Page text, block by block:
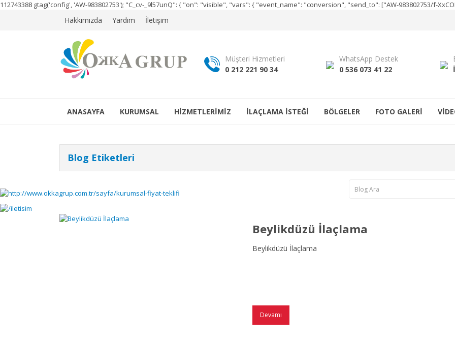
112743388 gtag('config', 'AW-983802753'); "C_cv-_9l57unQ": { "on": "visible", "vars": { "event_name": "conversion", "send_to": ["AW-983802753/f-
Hakkımızda Yardım İletişim
Müşteri Hizmetleri
0 212 221 90 34
WhatsApp Destek
0 536 073 41 22
ANASAYFA KURUMSAL HİZMETLERİMİZ İLAÇLAMA İSTEĞİ BÖLGELER FOTO GALERİ
Blog Etiketleri
Beylikdüzü İlaçlama
Beylikdüzü İlaçlama
Devamı